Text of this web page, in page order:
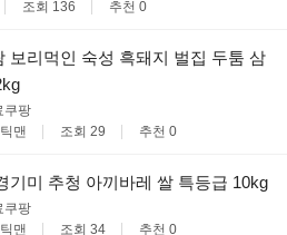
조회 136 추천 0
보리먹인 숙성 흑돼지 벌집 두툼 삼
쿠팡
맨 조회 29 추천 0
기미 추청 아끼바레 쌀 특등급 10kg
쿠팡
맨 조회 34 추천 0